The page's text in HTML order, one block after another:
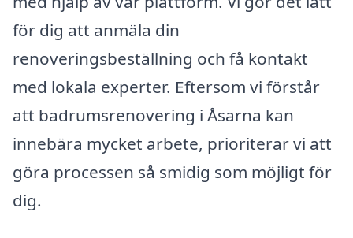
för dig att anmäla din
renoveringsbeställning och få kontakt
med lokala experter. Eftersom vi förstår
att badrumsrenovering i Åsarna kan
innebära mycket arbete, prioriterar vi att
göra processen så smidig som möjligt för
dig.